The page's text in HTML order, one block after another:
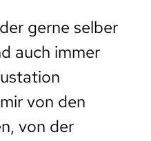
gerne selber
auch immer
von den
von der